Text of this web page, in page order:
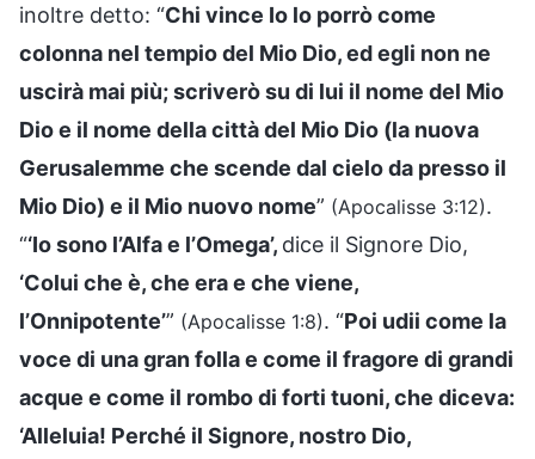
inoltre detto: “Chi vince Io lo porrò come
colonna nel tempio del Mio Dio, ed egli non ne
uscirà mai più; scriverò su di lui il nome del Mio
Dio e il nome della città del Mio Dio (la nuova
Gerusalemme che scende dal cielo da presso il
Mio Dio) e il Mio nuovo nome” (Apocalisse 3:12).
“‘Io sono l’Alfa e l’Omega’, dice il Signore Dio,
‘Colui che è, che era e che viene,
l’Onnipotente’” (Apocalisse 1:8). “Poi udii come la
voce di una gran folla e come il fragore di grandi
acque e come il rombo di forti tuoni, che diceva:
‘Alleluia! Perché il Signore, nostro Dio,